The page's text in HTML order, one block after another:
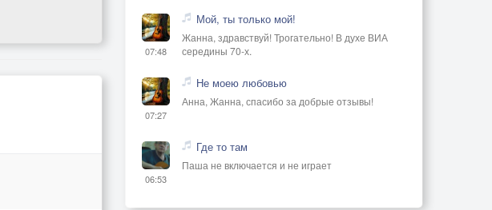
07:48
Мой, ты только мой!
Жанна, здравствуй! Трогательно! В духе ВИА
середины 70-х.
07:27
Не моею любовью
Анна, Жанна, спасибо за добрые отзывы!
06:53
Где то там
Паша не включается и не играет